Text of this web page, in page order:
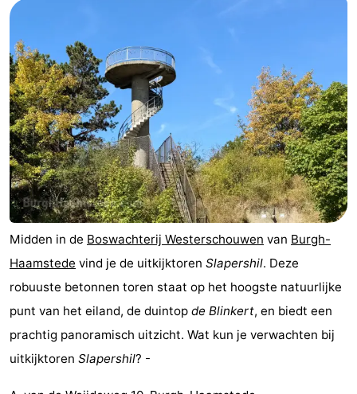
en
drinken
Zeehonden
Evenementen
Praktisch
Forum
Reisboekenwinkel
Nieuws
-
Parkeren
Medische
Midden in de Boswachterij Westerschouwen van Burgh-
Haamstede vind je de uitkijktoren Slapershil. Deze
robuuste betonnen toren staat op het hoogste natuurlijke
punt van het eiland, de duintop de Blinkert, en biedt een
prachtig panoramisch uitzicht. Wat kun je verwachten bij
uitkijktoren Slapershil? -